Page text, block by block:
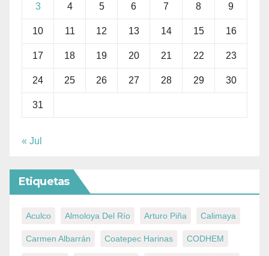
3 4 5 6 7 8 9
10 11 12 13 14 15 16
17 18 19 20 21 22 23
24 25 26 27 28 29 30
31
« Jul
Etiquetas
Aculco Almoloya Del Río Arturo Piña Calimaya
Carmen Albarrán Coatepec Harinas CODHEM